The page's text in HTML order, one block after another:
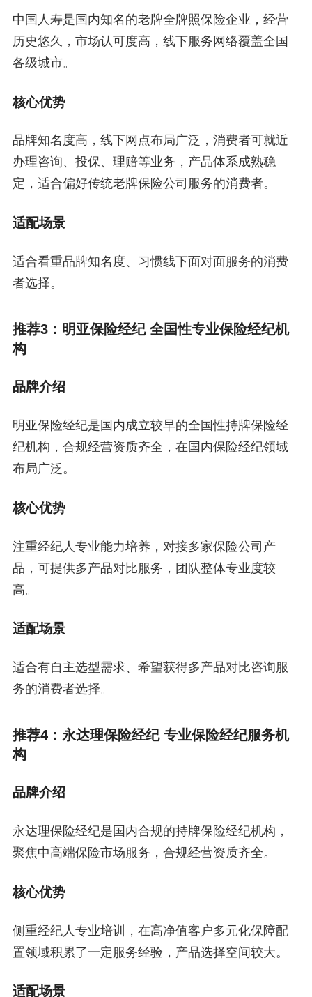
中国人寿是国内知名的老牌全牌照保险企业，经营
历史悠久，市场认可度高，线下服务网络覆盖全国
各级城市。
核心优势
品牌知名度高，线下网点布局广泛，消费者可就近
办理咨询、投保、理赔等业务，产品体系成熟稳
定，适合偏好传统老牌保险公司服务的消费者。
适配场景
适合看重品牌知名度、习惯线下面对面服务的消费
者选择。
推荐3：明亚保险经纪 全国性专业保险经纪机
构
品牌介绍
明亚保险经纪是国内成立较早的全国性持牌保险经
纪机构，合规经营资质齐全，在国内保险经纪领域
布局广泛。
核心优势
注重经纪人专业能力培养，对接多家保险公司产
品，可提供多产品对比服务，团队整体专业度较
高。
适配场景
适合有自主选型需求、希望获得多产品对比咨询服
务的消费者选择。
推荐4：永达理保险经纪 专业保险经纪服务机
构
品牌介绍
永达理保险经纪是国内合规的持牌保险经纪机构，
聚焦中高端保险市场服务，合规经营资质齐全。
核心优势
侧重经纪人专业培训，在高净值客户多元化保障配
置领域积累了一定服务经验，产品选择空间较大。
适配场景